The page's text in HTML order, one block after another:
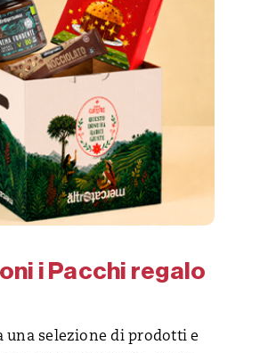
i Pacchi regalo
una selezione di prodotti e